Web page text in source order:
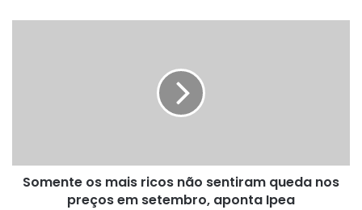
preços
emSomente os mais ricos não sentiram queda nos
preços em setembro, aponta Ipea